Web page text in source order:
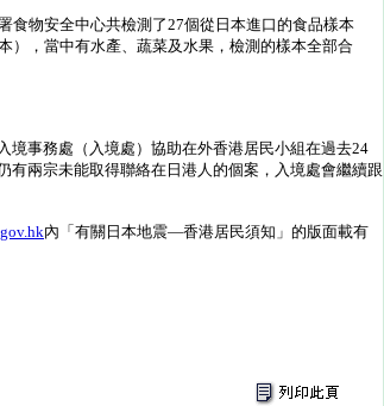
物安全中心共檢測了27個從日本進口的食品樣本
），當中有水產、蔬菜及水果，檢測的樣本全部合
事務處（入境處）協助在外香港居民小組在過去24
有兩宗未能取得聯絡在日港人的個案，入境處會繼續跟
內「有關日本地震—香港居民須知」的版面載有